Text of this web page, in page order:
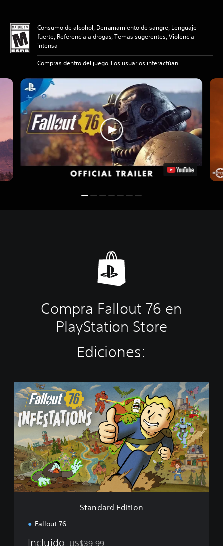
Consumo de alcohol, Derramamiento de sangre, Lenguaje
fuerte, Referencia a drogas, Temas sugerentes, Violencia
intensa
Compras dentro del juego, Los usuarios interactúan
Compra Fallout 76 en
PlayStation Store
Ediciones:
t
n
r
d
E
d
i
t
Standard Edition
Fallout 76
Incluido US$39.99